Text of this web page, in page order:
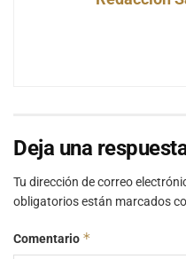
Deja una
Tu dirección de correo
obligatorios están marcados
Comentario *